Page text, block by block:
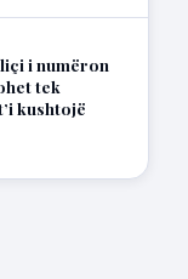
i numëron
tek
kushtojë